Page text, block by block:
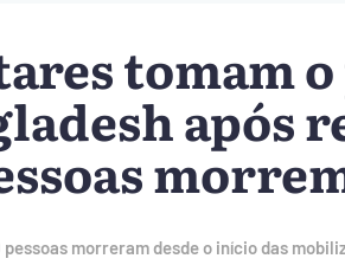
tomam
após
morreram desde o início das